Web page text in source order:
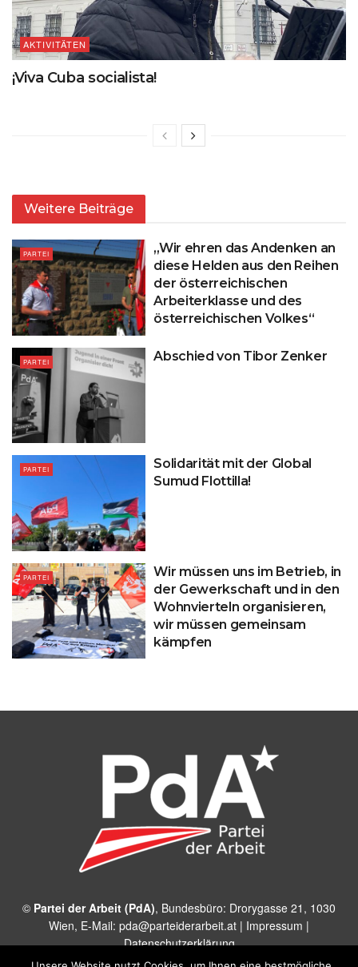
AKTIVITÄTEN
¡Viva Cuba socialista!
Weitere Beiträge
PARTEI
„Wir ehren das Andenken an
diese Helden aus den Reihen
der österreichischen
Arbeiterklasse und des
österreichischen Volkes“
PARTEI Abschied von Tibor Zenker
PARTEI
Solidarität mit der Global
Sumud Flottilla!
PARTEI
Wir müssen uns im Betrieb, in
der Gewerkschaft und in den
Wohnvierteln organisieren,
wir müssen gemeinsam
kämpfen
© Partei der Arbeit (PdA), Bundesbüro: Drorygasse 21, 1030
Wien, E‑Mail: pda@parteiderarbeit.at | Impressum |
Datenschutzerklärung